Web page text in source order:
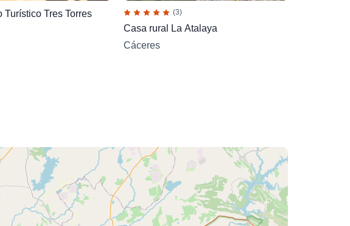
Turístico Tres Torres
(3)
Casa rural La Atalaya
Cáceres